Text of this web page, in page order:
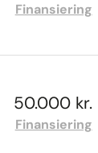
Finansiering
50.000 kr.
Finansiering